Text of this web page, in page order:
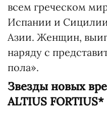
всем греческом
Испании и
Азии. Женщин,
наряду с
пола».
Звезды новых
ALTIUS FORTIUS*